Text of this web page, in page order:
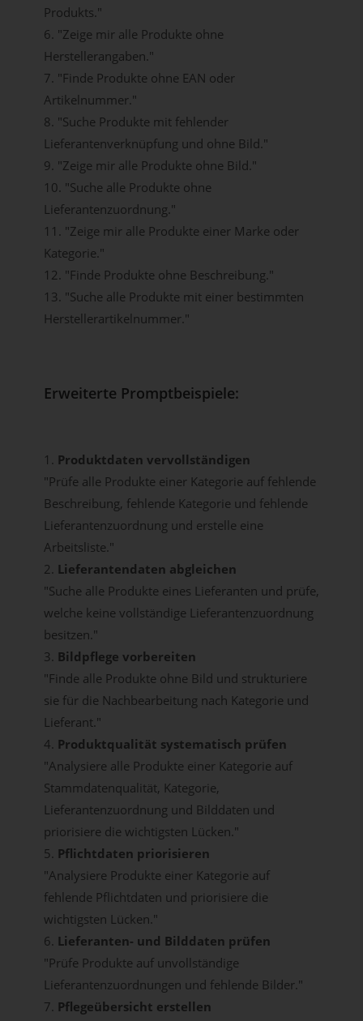
Produkts."
6. "Zeige mir alle Produkte ohne
Herstellerangaben."
7. "Finde Produkte ohne EAN oder
Artikelnummer."
8. "Suche Produkte mit fehlender
Lieferantenverknüpfung und ohne Bild."
9. "Zeige mir alle Produkte ohne Bild."
10. "Suche alle Produkte ohne
Lieferantenzuordnung."
11. "Zeige mir alle Produkte einer Marke oder
Kategorie."
12. "Finde Produkte ohne Beschreibung."
13. "Suche alle Produkte mit einer bestimmten
Herstellerartikelnummer."
Erweiterte Promptbeispiele:
1. Produktdaten vervollständigen
"Prüfe alle Produkte einer Kategorie auf fehlende
Beschreibung, fehlende Kategorie und fehlende
Lieferantenzuordnung und erstelle eine
Arbeitsliste."
2. Lieferantendaten abgleichen
"Suche alle Produkte eines Lieferanten und prüfe,
welche keine vollständige Lieferantenzuordnung
besitzen."
3. Bildpflege vorbereiten
"Finde alle Produkte ohne Bild und strukturiere
sie für die Nachbearbeitung nach Kategorie und
Lieferant."
4. Produktqualität systematisch prüfen
"Analysiere alle Produkte einer Kategorie auf
Stammdatenqualität, Kategorie,
Lieferantenzuordnung und Bilddaten und
priorisiere die wichtigsten Lücken."
5. Pflichtdaten priorisieren
"Analysiere Produkte einer Kategorie auf
fehlende Pflichtdaten und priorisiere die
wichtigsten Lücken."
6. Lieferanten- und Bilddaten prüfen
"Prüfe Produkte auf unvollständige
Lieferantenzuordnungen und fehlende Bilder."
7. Pflegeübersicht erstellen